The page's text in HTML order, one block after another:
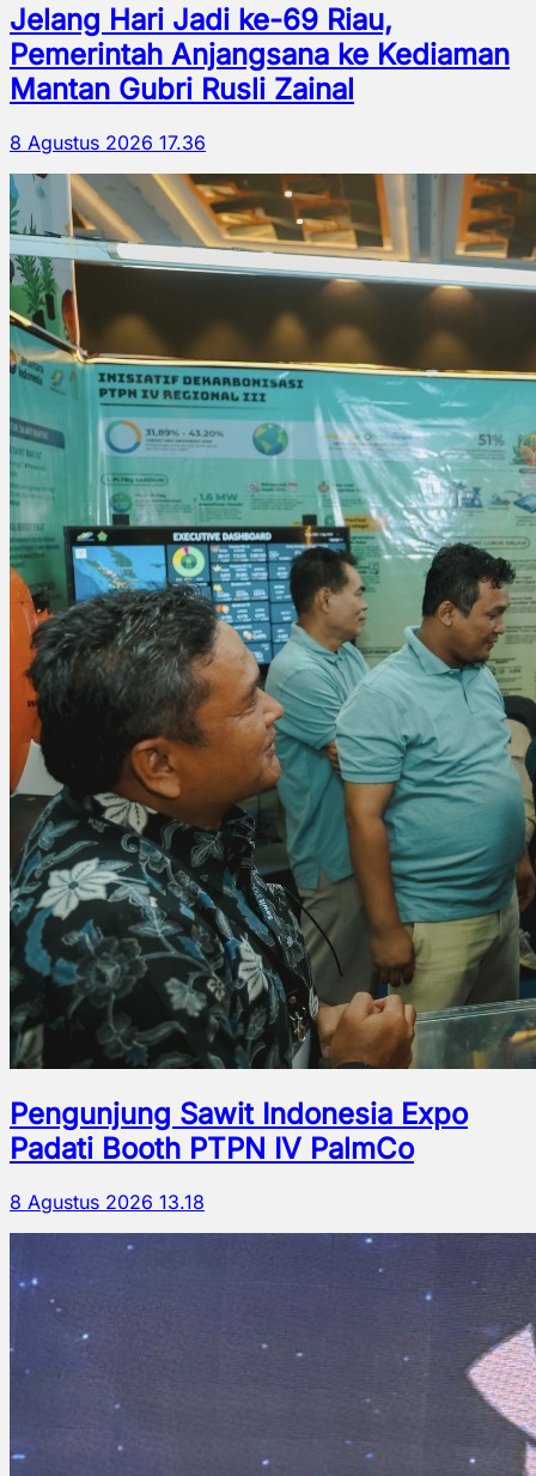
Jelang Hari Jadi ke-69 Riau,
Pemerintah Anjangsana ke Kediaman
Mantan Gubri Rusli Zainal
8 Agustus 2026 17.36
Pengunjung Sawit Indonesia Expo
Padati Booth PTPN IV PalmCo
8 Agustus 2026 13.18